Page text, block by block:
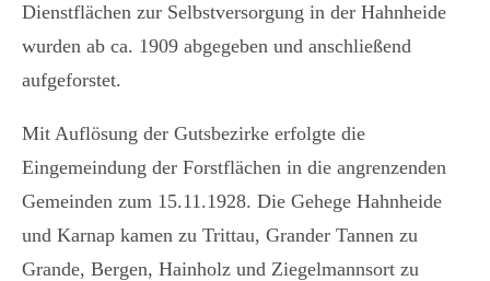
Dienstflächen zur Selbstversorgung in der Hahnheide
wurden ab ca. 1909 abgegeben und anschließend
aufgeforstet.
Mit Auflösung der Gutsbezirke erfolgte die
Eingemeindung der Forstflächen in die angrenzenden
Gemeinden zum 15.11.1928. Die Gehege Hahnheide
und Karnap kamen zu Trittau, Grander Tannen zu
Grande, Bergen, Hainholz und Ziegelmannsort zu